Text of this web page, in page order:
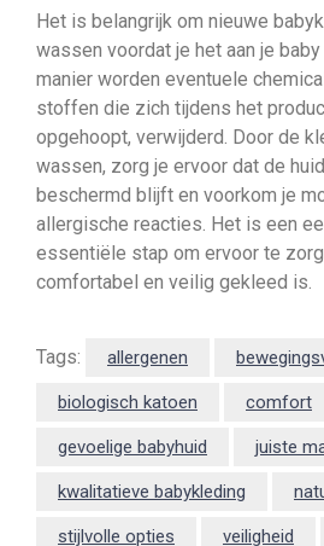
Het is belangrijk om nieuwe
wassen voordat je het aan je
manier worden eventuele
stoffen die zich tijdens het
opgehoopt, verwijderd. Door de
wassen, zorg je ervoor dat de
beschermd blijft en voorkom je
allergische reacties. Het is een
essentiële stap om ervoor te
comfortabel en veilig gekleed is.
Tags: allergenen
biologisch katoen comfort
gevoelige babyhuid juiste
kwalitatieve babykleding
stijlvolle opties veiligheid